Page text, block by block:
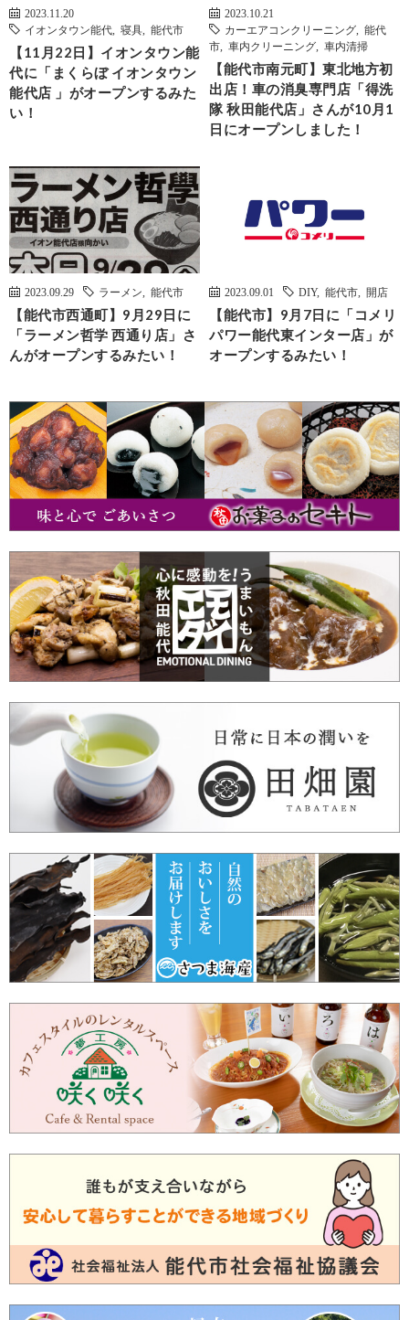
2023.11.20
イオンタウン能代
寝具 能代市
【11月22日】イオンタウン能
代に「まくらぼ イオンタウン
能代店 」がオープンするみた
い！
2023.10.21
カーエアコンクリーニング
能代
市
車内クリーニング 車内清掃
【能代市南元町】東北地方初
出店！車の消臭専門店「得洗
隊 秋田能代店」さんが10月1
日にオープンしました！
2023.09.29 ラーメン 能代市
【能代市西通町】9月29日に
「ラーメン哲学 西通り店」さ
んがオープンするみたい！
2023.09.01 DIY, 能代市 開店
【能代市】9月7日に「コメリ
パワー能代東インター店」が
オープンするみたい！